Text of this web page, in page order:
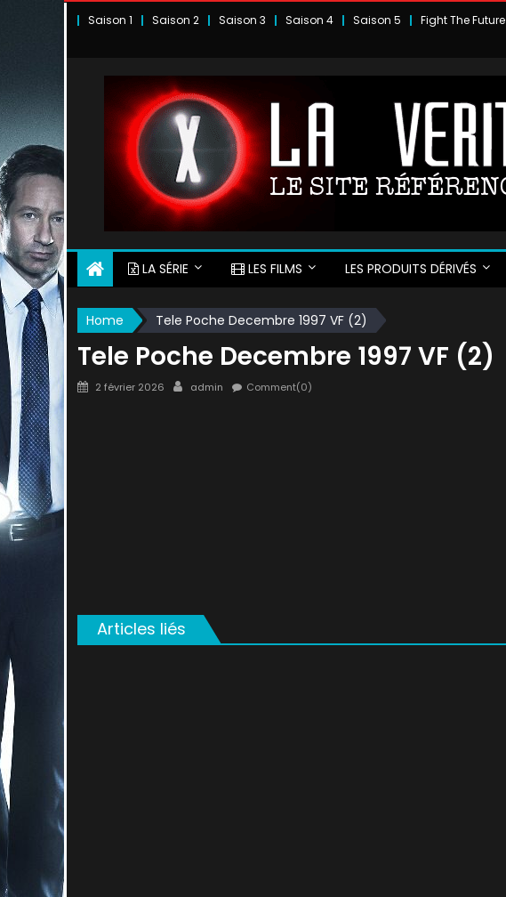
Saison 1 Saison 2 Saison 3 Saison 4 Saison 5 Fight The Future
LA SÉRIE LES FILMS LES PRODUITS DÉRIVÉS
Home Tele Poche Decembre 1997 VF (2)
Tele Poche Decembre 1997 VF (2)
Posted
2 février 2026 Author
admin Comment(0)
Articles liés